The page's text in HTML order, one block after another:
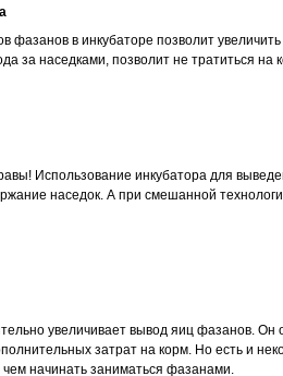
фазанов в инкубаторе позволит
за наседками, позволит не тратиться
Использование инкубатора для
наседок. А при смешанной
увеличивает вывод яиц фазанов. Он
затрат на корм. Но есть и
начинать заниматься фазанами.